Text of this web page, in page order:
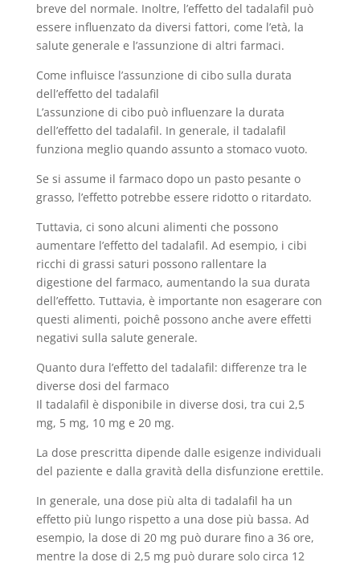
breve del normale. Inoltre, l’effetto del tadalafil può
essere influenzato da diversi fattori, come l’età, la
salute generale e l’assunzione di altri farmaci.
Come influisce l’assunzione di cibo sulla durata
dell’effetto del tadalafil
L’assunzione di cibo può influenzare la durata
dell’effetto del tadalafil. In generale, il tadalafil
funziona meglio quando assunto a stomaco vuoto.
Se si assume il farmaco dopo un pasto pesante o
grasso, l’effetto potrebbe essere ridotto o ritardato.
Tuttavia, ci sono alcuni alimenti che possono
aumentare l’effetto del tadalafil. Ad esempio, i cibi
ricchi di grassi saturi possono rallentare la
digestione del farmaco, aumentando la sua durata
dell’effetto. Tuttavia, è importante non esagerare con
questi alimenti, poichê possono anche avere effetti
negativi sulla salute generale.
Quanto dura l’effetto del tadalafil: differenze tra le
diverse dosi del farmaco
Il tadalafil è disponibile in diverse dosi, tra cui 2,5
mg, 5 mg, 10 mg e 20 mg.
La dose prescritta dipende dalle esigenze individuali
del paziente e dalla gravità della disfunzione erettile.
In generale, una dose più alta di tadalafil ha un
effetto più lungo rispetto a una dose più bassa. Ad
esempio, la dose di 20 mg può durare fino a 36 ore,
mentre la dose di 2,5 mg può durare solo circa 12